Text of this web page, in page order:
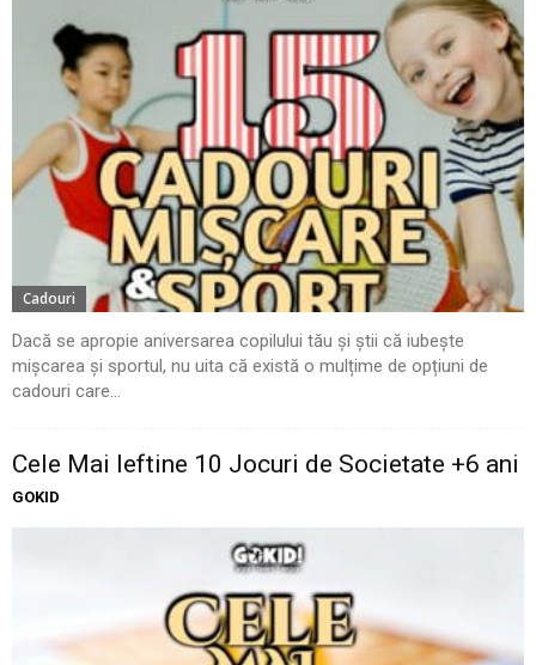
Cadouri
Dacă se apropie aniversarea copilului tău și știi că iubește
mișcarea și sportul, nu uita că există o mulțime de opțiuni de
cadouri care...
Cele Mai Ieftine 10 Jocuri de Societate +6 ani
GOKID